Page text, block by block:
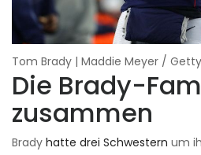
Tom Brady | Maddie Meyer /
Die Brady-
zusammen
Brady hatte drei Schwestern um